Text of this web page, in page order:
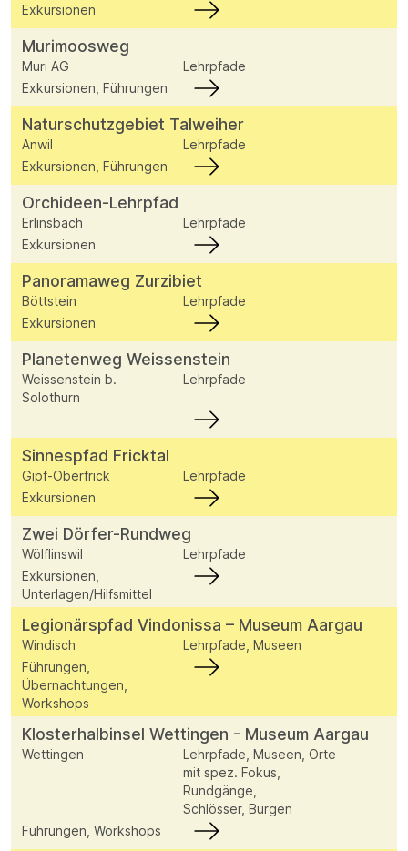
Exkursionen
Murimoosweg
Muri AG
Lehrpfade
Exkursionen, Führungen
Naturschutzgebiet Talweiher
Anwil
Lehrpfade
Exkursionen, Führungen
Orchideen-Lehrpfad
Erlinsbach
Lehrpfade
Exkursionen
Panoramaweg Zurzibiet
Böttstein
Lehrpfade
Exkursionen
Planetenweg Weissenstein
Weissenstein b.
Solothurn
Lehrpfade
Sinnespfad Fricktal
Gipf-Oberfrick
Lehrpfade
Exkursionen
Zwei Dörfer-Rundweg
Wölflinswil
Lehrpfade
Exkursionen,
Unterlagen/Hilfsmittel
Legionärspfad Vindonissa – Museum Aargau
Windisch
Lehrpfade, Museen
Führungen,
Übernachtungen,
Workshops
Klosterhalbinsel Wettingen - Museum Aargau
Wettingen
Lehrpfade, Museen, Orte
mit spez. Fokus,
Rundgänge,
Schlösser, Burgen
Führungen, Workshops